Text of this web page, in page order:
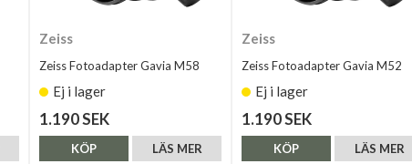
Zeiss
Zeiss Fotoadapter Gavia M58
Ej i lager
1.190 SEK
LÄS MER
KÖP
Zeiss
Zeiss Fotoadapter Gavia M52
Ej i lager
1.190 SEK
LÄS MER
KÖP